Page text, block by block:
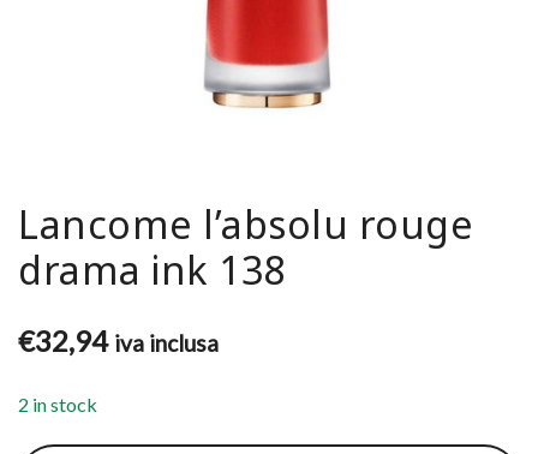
Lancome l’absolu rouge
drama ink 138
€32,94 iva inclusa
2 in stock